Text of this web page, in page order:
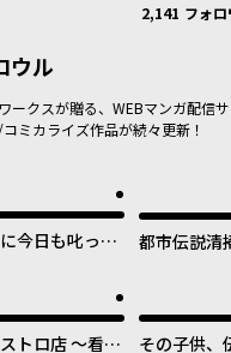
2,141 フォロ
ウル
ークスが贈る、WEBマンガ配信
ミカライズ作品が続々更新！
今日も叱って
都市伝説清
トロ店 ～看板 その子供、